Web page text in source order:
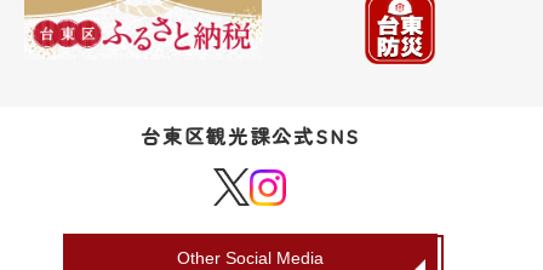
台東区観光課公式SNS
Other Social Media